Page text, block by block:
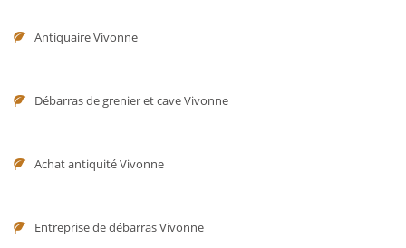
Antiquaire Vivonne
Débarras de grenier et cave Vivonne
Achat antiquité Vivonne
Entreprise de débarras Vivonne